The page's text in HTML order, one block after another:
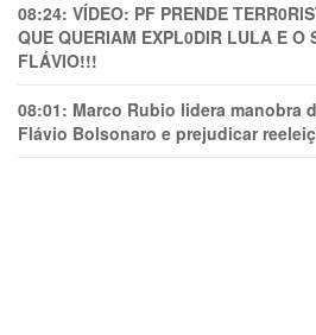
08:24: VÍDEO: PF PRENDE
QUE QUERIAM EXPL0DlR LULA E O
FLÁVIO!!!
08:01: Marco Rubio lidera manobra
Flávio Bolsonaro e prejudicar